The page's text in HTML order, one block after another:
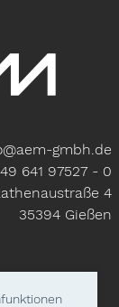
gmbh.de
641 97527 - 0
4
35394 Gießen